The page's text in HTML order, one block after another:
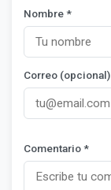
Nombre *
Correo (opcional)
Comentario *